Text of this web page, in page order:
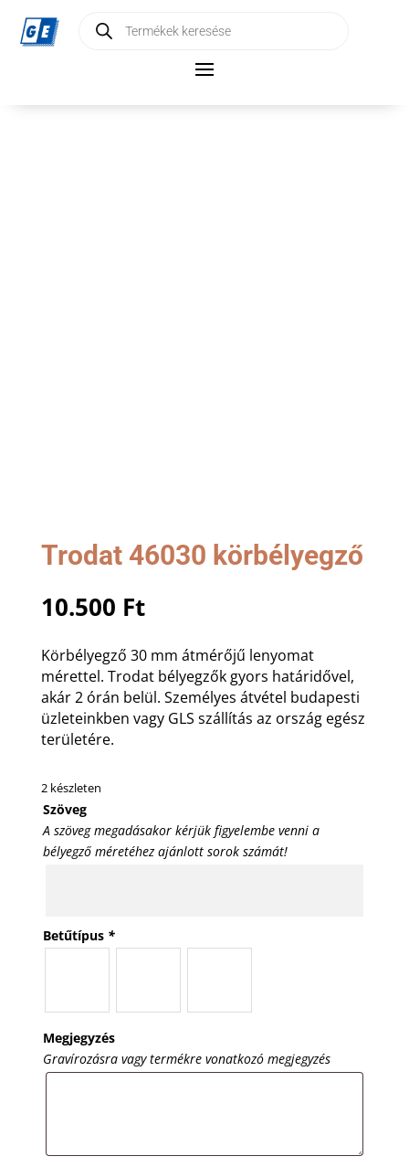
search
Trodat 46030 körbélyegző
10.500 Ft
Körbélyegző 30 mm átmérőjű lenyomat
mérettel. Trodat bélyegzők gyors határidővel,
akár 2 órán belül. Személyes átvétel budapesti
üzleteinkben vagy GLS szállítás az ország egész
területére.
2 készleten
Szöveg
A szöveg megadásakor kérjük figyelembe venni a
bélyegző méretéhez ajánlott sorok számát!
Betűtípus *
Megjegyzés
Gravírozásra vagy termékre vonatkozó megjegyzés